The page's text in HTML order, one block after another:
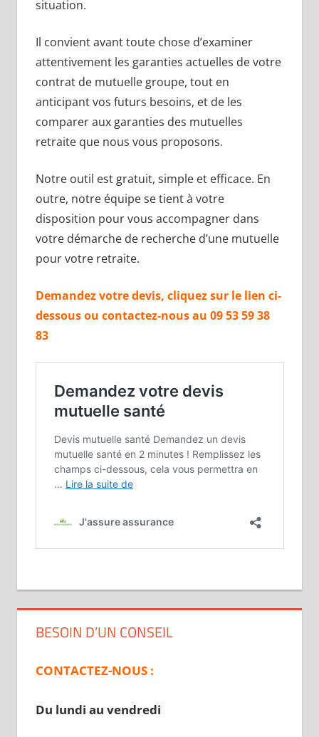
situation.
Il convient avant toute chose d’examiner
attentivement les garanties actuelles de votre
contrat de mutuelle groupe, tout en
anticipant vos futurs besoins, et de les
comparer aux garanties des mutuelles
retraite que nous vous proposons.
Notre outil est gratuit, simple et efficace. En
outre, notre équipe se tient à votre
disposition pour vous accompagner dans
votre démarche de recherche d’une mutuelle
pour votre retraite.
Demandez votre devis, cliquez sur le lien ci-
dessous ou contactez-nous au 09 53 59 38
83
BESOIN D’UN CONSEIL
CONTACTEZ-NOUS :
Du lundi au vendredi